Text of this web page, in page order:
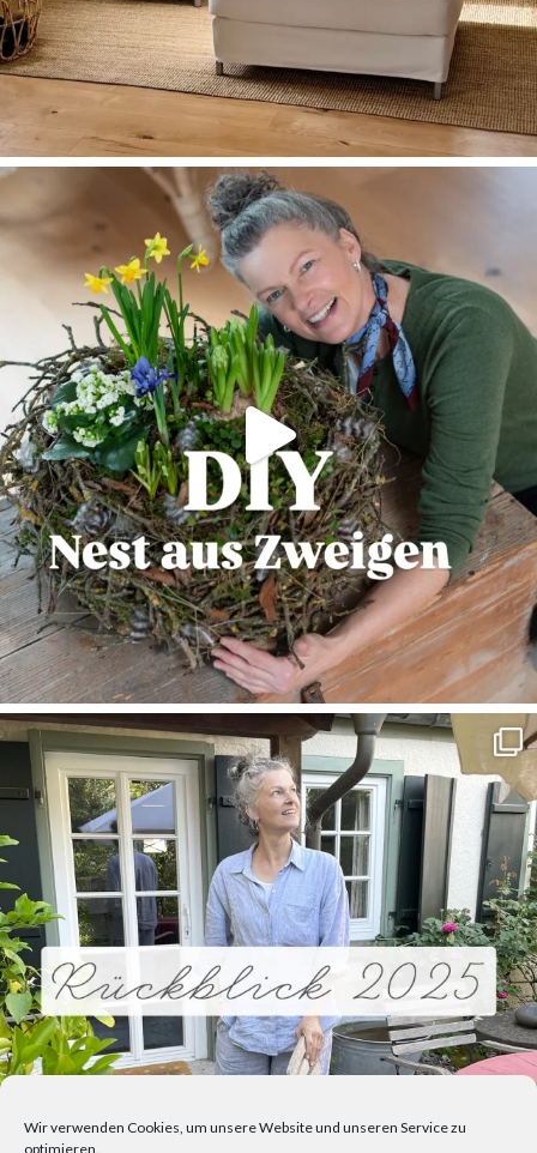
Wir verwenden Cookies, um unsere Website und unseren Service zu
optimieren.